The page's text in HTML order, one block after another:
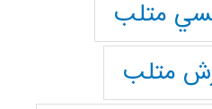
متلب
متلب